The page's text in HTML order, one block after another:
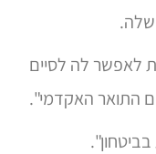
שלה.
לאפשר לה לסיים
התואר האקדמי".